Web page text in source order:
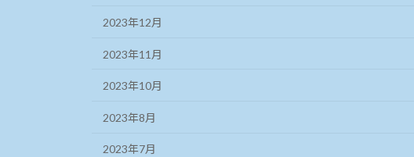
2023年12月
2023年11月
2023年10月
2023年8月
2023年7月